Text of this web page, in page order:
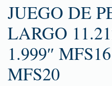
JUEGO DE
LARGO
1.999″
MFS20